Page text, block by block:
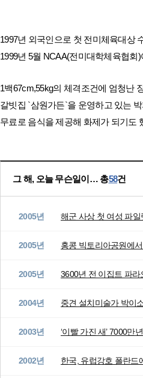
1997년 외국인으로 첫 전미체육대상
1999년 5월 NCAA(전미대학체육협
1백67cm,55kg의 체격조건에 엄청난
갈빗집 `삼원가든`을 운영하고 있는
무료로 음식을 제공해 화제가 되기도
그 해, 오늘 무슨일이… 총58건
2005년 해군 사상 첫 여성 파일
2005년 홍콩 빅토리아공원에
2005년 3600년 전 이집트 파
2004년 중견 설치미술가 박이
2003년 ‘이빨 가진 새’ 7000만
2002년 한국, 유럽강호 폴란드